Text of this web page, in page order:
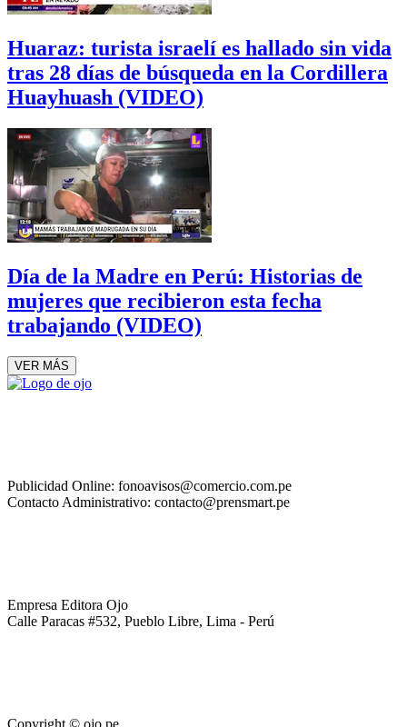
Huaraz: turista israelí es hallado sin vida
tras 28 días de búsqueda en la Cordillera
Huayhuash (VIDEO)
Día de la Madre en Perú: Historias de
mujeres que recibieron esta fecha
trabajando (VIDEO)
VER MÁS
Publicidad Online: fonoavisos@comercio.com.pe
Contacto Administrativo: contacto@prensmart.pe
Empresa Editora Ojo
Calle Paracas #532, Pueblo Libre, Lima - Perú
Copyright © ojo.pe